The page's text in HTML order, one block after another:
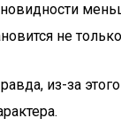
не
из-за